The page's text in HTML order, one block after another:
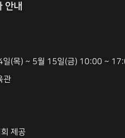
안내
일(목) ~ 5월 15일(금) 10:00 ~
관
제공